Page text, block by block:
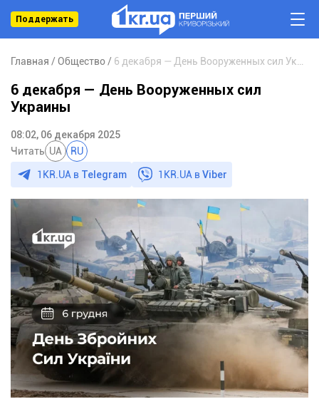
Поддержать
Главная Общество
6 декабря — День Вооруженных сил
Украины
08:02, 06 декабря 2025
Читать UA RU
1KR.UA в Telegram 1KR.UA вViber